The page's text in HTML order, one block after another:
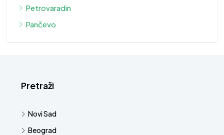
Petrovaradin
Pančevo
Pretraži
Novi Sad
Beograd